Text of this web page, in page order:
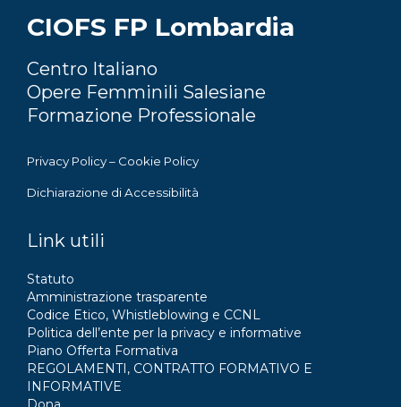
CIOFS FP Lombardia
Centro Italiano
Opere Femminili Salesiane
Formazione Professionale
Privacy Policy– Cookie Policy
Dichiarazione di Accessibilità
Link utili
Statuto
Amministrazione trasparente
Codice Etico, Whistleblowing e CCNL
Politica dell’ente per la privacy e informative
Piano Offerta Formativa
REGOLAMENTI, CONTRATTO FORMATIVO E
INFORMATIVE